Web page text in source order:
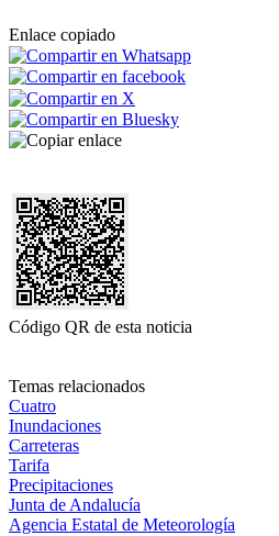
Enlace copiado
Código QR de esta noticia
Temas relacionados
Cuatro
Inundaciones
Carreteras
Tarifa
Precipitaciones
Junta de Andalucía
Agencia Estatal de Meteorología